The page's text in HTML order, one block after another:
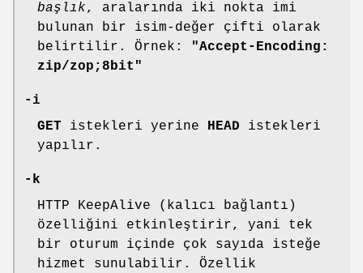
başlık, aralarında iki nokta imi
bulunan bir isim-değer çifti olarak
belirtilir. Örnek:
"Accept-Encoding:
zip/zop;8bit"
-i
GET istekleri yerine HEAD istekleri
yapılır.
-k
HTTP KeepAlive (kalıcı bağlantı)
özelliğini etkinleştirir, yani tek
bir oturum içinde çok sayıda isteğe
hizmet sunulabilir. Özellik